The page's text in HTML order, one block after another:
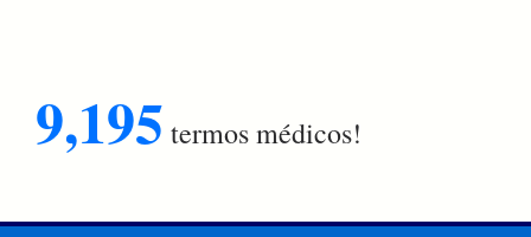
9,195 termos médicos!